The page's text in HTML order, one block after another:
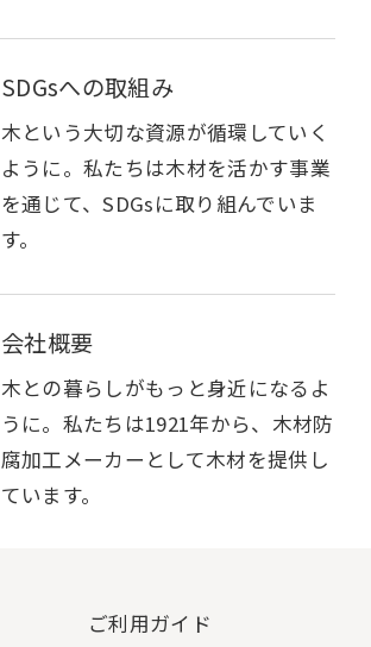
SDGsへの取組み
木という大切な資源が循環していく
ように。私たちは木材を活かす事業
を通じて、SDGsに取り組んでいま
す。
会社概要
木との暮らしがもっと身近になるよ
うに。私たちは1921年から、木材防
腐加工メーカーとして木材を提供し
ています。
ご利用ガイド